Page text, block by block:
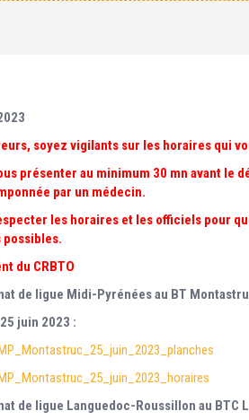
soyez vigilants sur les horaires qui
présenter au minimum 30 mn avant le
par un médecin.
les horaires et les officiels pour
du CRBTO
de ligue Midi-Pyrénées au BT
juin 2023 :
de ligue Languedoc-Roussillon au BTC